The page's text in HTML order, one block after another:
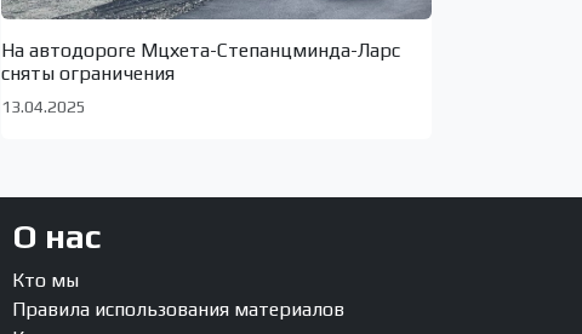
На автодороге Мцхета-Степанцминда-Ларс
сняты ограничения
13.04.2025
О нас
Кто мы
Правила использования материалов